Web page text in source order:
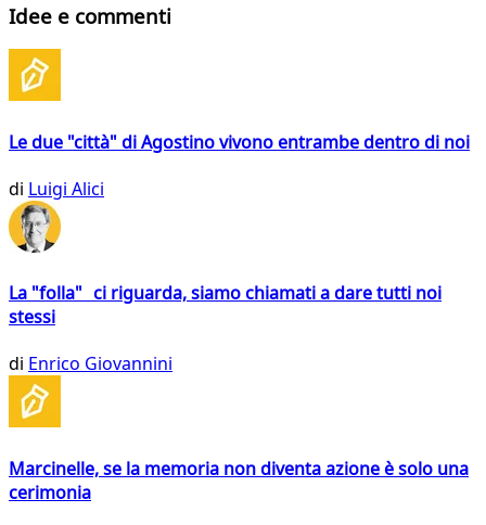
Idee e commenti
Le due "città" di Agostino vivono entrambe dentro di noi
di Luigi Alici
La "folla" ci riguarda, siamo chiamati a dare tutti noi
stessi
di Enrico Giovannini
Marcinelle, se la memoria non diventa azione è solo una
cerimonia